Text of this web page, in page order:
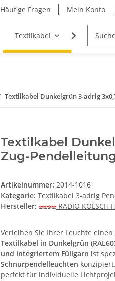
Fragen Mein Konto
Textilkabel Möbel-
Textilkabel Dunkelgrün 3-adrig
Textilkabel
Zug-
Artikelnummer: 2014-1016
Kategorie: Textilkabel 3-adrig
Hersteller:
RADIO KÖLSCH
Verleihen Sie Ihrer Leuchte
Textilkabel in Dunkelgrün
und integriertem Füllgarn ist
Schnurpendelleuchten
perfekt für individuelle